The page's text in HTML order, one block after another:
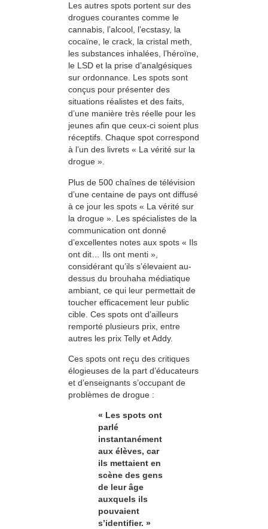
Les autres spots portent sur des
drogues courantes comme le
cannabis, l’alcool, l’ecstasy, la
cocaïne, le crack, la cristal meth,
les substances inhalées, l’héroïne,
le LSD et la prise d’analgésiques
sur ordonnance. Les spots sont
conçus pour présenter des
situations réalistes et des faits,
d’une manière très réelle pour les
jeunes afin que ceux-ci soient plus
réceptifs. Chaque spot correspond
à l’un des livrets « La vérité sur la
drogue ».
Plus de 500 chaînes de télévision
d’une centaine de pays ont diffusé
à ce jour les spots « La vérité sur
la drogue ». Les spécialistes de la
communication ont donné
d’excellentes notes aux spots « Ils
ont dit… Ils ont menti »,
considérant qu’ils s’élevaient au-
dessus du brouhaha médiatique
ambiant, ce qui leur permettait de
toucher efficacement leur public
cible. Ces spots ont d’ailleurs
remporté plusieurs prix, entre
autres les prix Telly et Addy.
Ces spots ont reçu des critiques
élogieuses de la part d’éducateurs
et d’enseignants s’occupant de
problèmes de drogue :
« Les spots ont
parlé
instantanément
aux élèves, car
ils mettaient en
scène des gens
de leur âge
auxquels ils
pouvaient
s’identifier. »